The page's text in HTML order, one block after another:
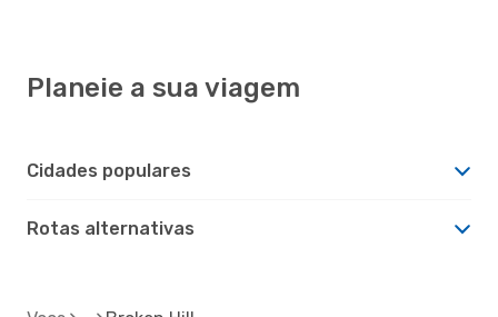
Planeie a sua viagem
Cidades populares
Rotas alternativas